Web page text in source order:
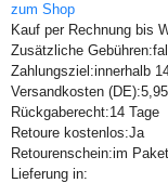
zum Shop
Kauf per Rechnung bis
Zusätzliche Gebühren:
Zahlungsziel:innerhalb
Versandkosten (DE):
Rückgaberecht:14 Tage
Retoure kostenlos:Ja
Retourenschein:im
Lieferung in: